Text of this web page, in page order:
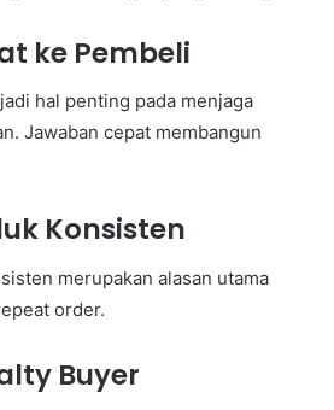
ke Pembeli
hal penting pada menjaga
Jawaban cepat membangun
Konsisten
merupakan alasan utama
order.
Buyer